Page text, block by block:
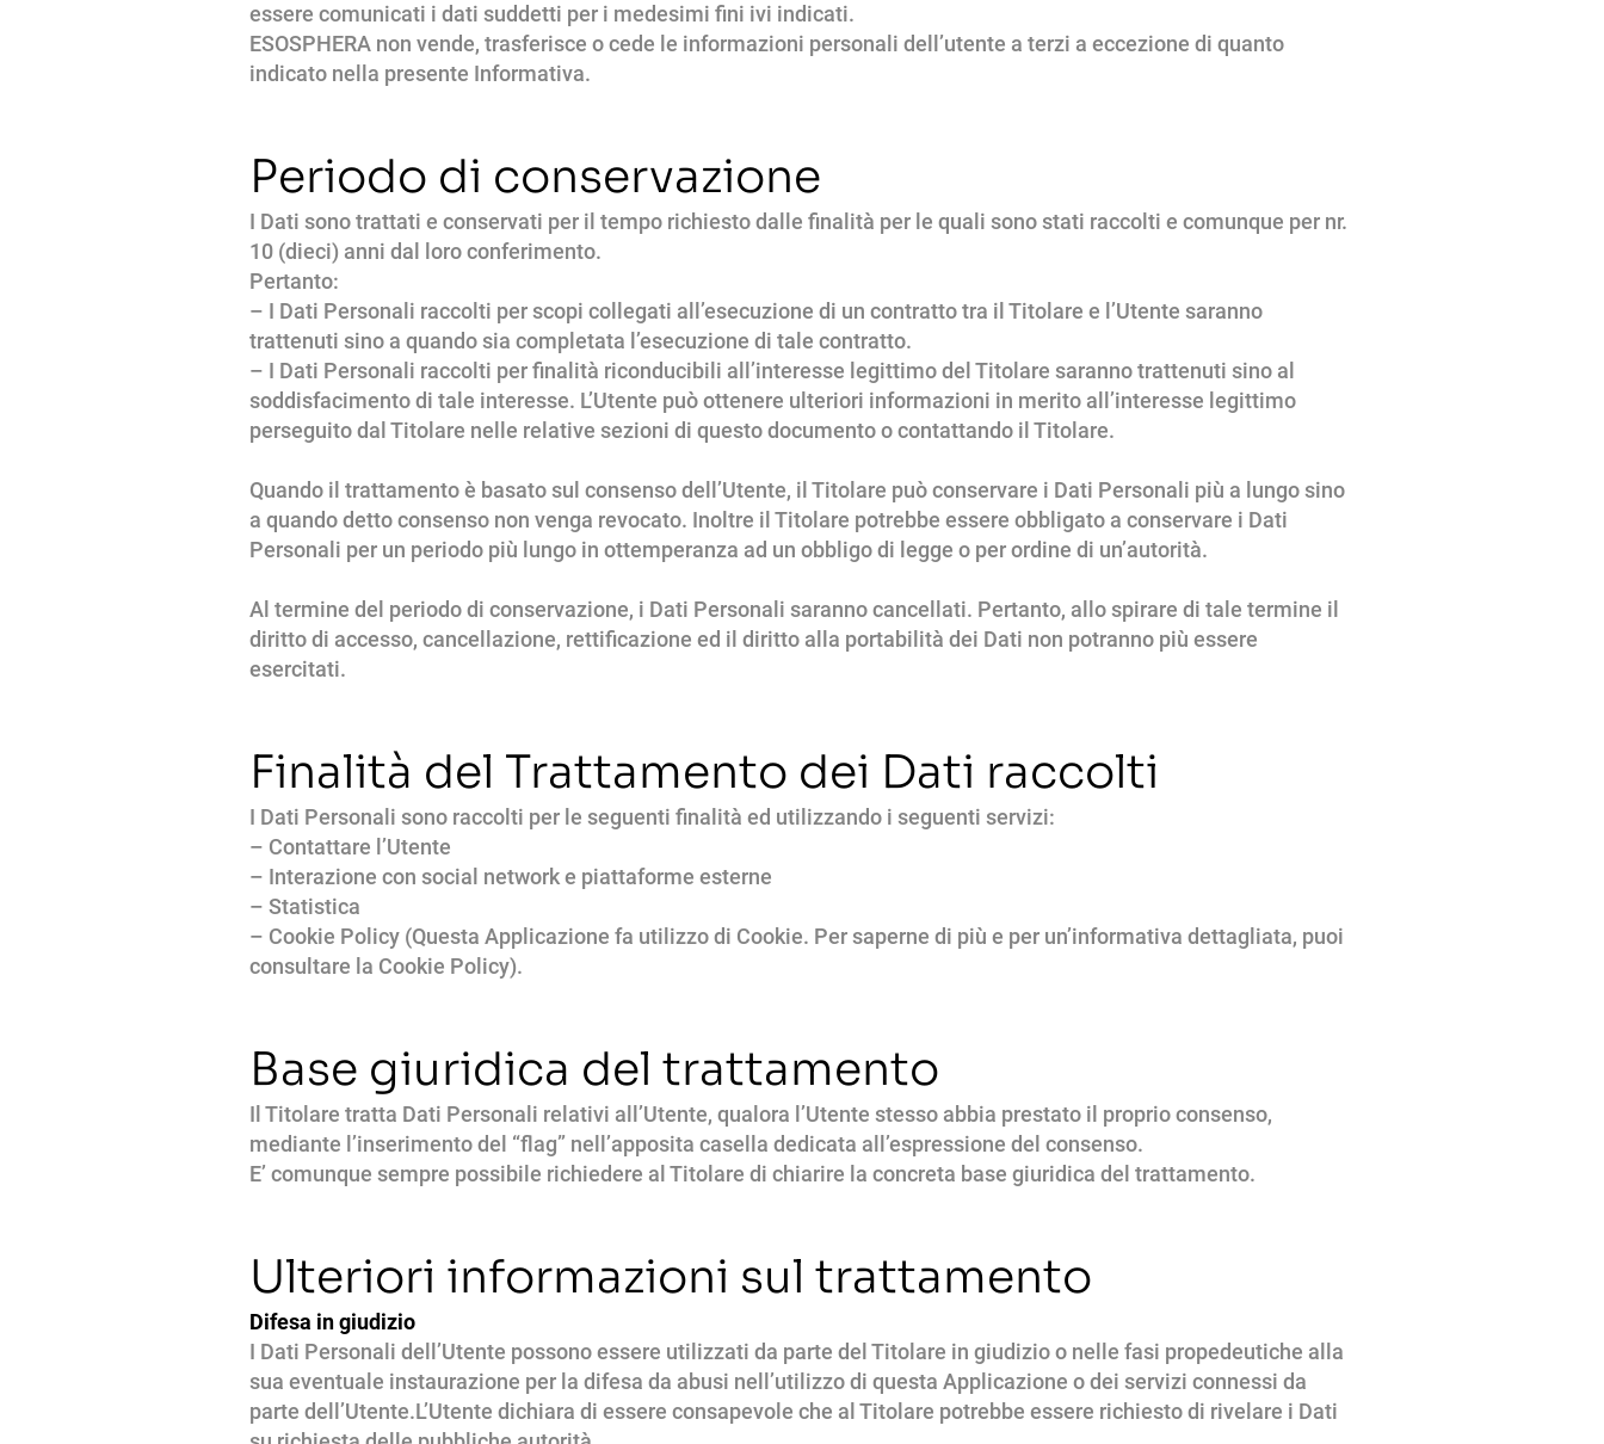
essere comunicati i dati suddetti per i medesimi fini ivi indicati.
ESOSPHERA non vende, trasferisce o cede le informazioni personali dell’utente a terzi a eccezione di quanto
indicato nella presente Informativa.
Periodo di conservazione
I Dati sono trattati e conservati per il tempo richiesto dalle finalità per le quali sono stati raccolti e comunque per nr.
10 (dieci) anni dal loro conferimento.
Pertanto:
– I Dati Personali raccolti per scopi collegati all’esecuzione di un contratto tra il Titolare e l’Utente saranno
trattenuti sino a quando sia completata l’esecuzione di tale contratto.
– I Dati Personali raccolti per finalità riconducibili all’interesse legittimo del Titolare saranno trattenuti sino al
soddisfacimento di tale interesse. L’Utente può ottenere ulteriori informazioni in merito all’interesse legittimo
perseguito dal Titolare nelle relative sezioni di questo documento o contattando il Titolare.
Quando il trattamento è basato sul consenso dell’Utente, il Titolare può conservare i Dati Personali più a lungo sino
a quando detto consenso non venga revocato. Inoltre il Titolare potrebbe essere obbligato a conservare i Dati
Personali per un periodo più lungo in ottemperanza ad un obbligo di legge o per ordine di un’autorità.
Al termine del periodo di conservazione, i Dati Personali saranno cancellati. Pertanto, allo spirare di tale termine il
diritto di accesso, cancellazione, rettificazione ed il diritto alla portabilità dei Dati non potranno più essere
esercitati.
Finalità del Trattamento dei Dati raccolti
I Dati Personali sono raccolti per le seguenti finalità ed utilizzando i seguenti servizi:
– Contattare l’Utente
– Interazione con social network e piattaforme esterne
– Statistica
– Cookie Policy (Questa Applicazione fa utilizzo di Cookie. Per saperne di più e per un’informativa dettagliata, puoi
consultare la Cookie Policy).
Base giuridica del trattamento
Il Titolare tratta Dati Personali relativi all’Utente, qualora l’Utente stesso abbia prestato il proprio consenso,
mediante l’inserimento del “flag” nell’apposita casella dedicata all’espressione del consenso.
E’ comunque sempre possibile richiedere al Titolare di chiarire la concreta base giuridica del trattamento.
Ulteriori informazioni sul trattamento
Difesa in giudizio
I Dati Personali dell’Utente possono essere utilizzati da parte del Titolare in giudizio o nelle fasi propedeutiche alla
sua eventuale instaurazione per la difesa da abusi nell’utilizzo di questa Applicazione o dei servizi connessi da
parte dell’Utente.L’Utente dichiara di essere consapevole che al Titolare potrebbe essere richiesto di rivelare i Dati